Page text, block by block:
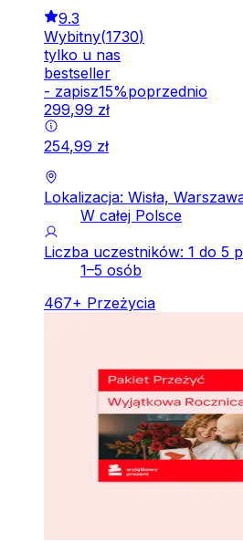
9.3
Wybitny(1730)
tylko u nas
bestseller
- zapisz15%poprzednio
299,99 zł
254,99 zł
Lokalizacja: Wisła,
W całej Polsce
Liczba uczestników: 1 do 5
1–5 osób
467+ Przeżycia